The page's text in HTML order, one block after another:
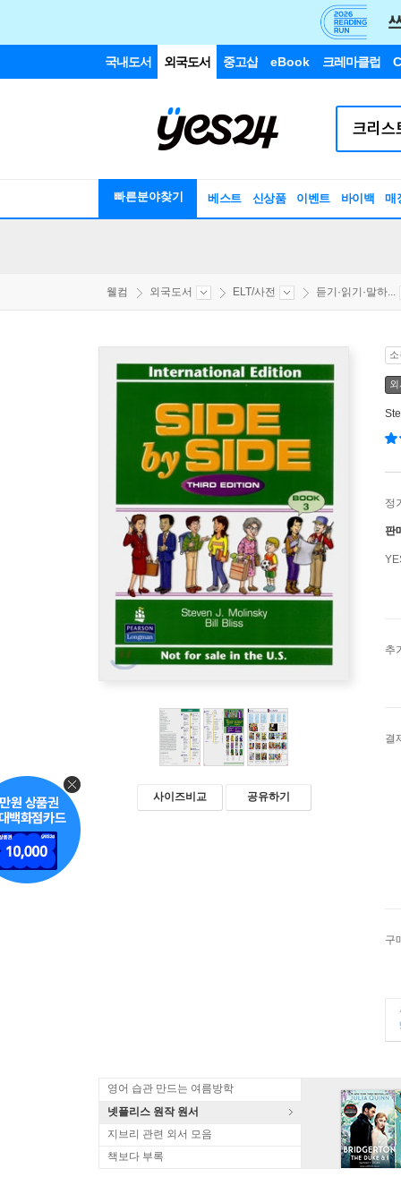
국내도서 외국도서 중고샵 eBook 크레마클럽
빠른분야찾기 베스트 신상품 이벤트 바이백 매
웰컴 외국도서 ELT/사전 듣기·읽기·말하...
사이즈비교 공유하기
정
판
추
결
구
영어 습관 만드는 여름방학
넷플리스 원작 원서
지브리 관련 외서 모음
책보다 부록